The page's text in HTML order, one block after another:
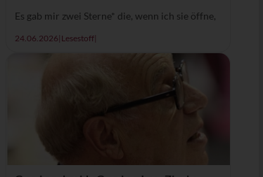
Es gab mir zwei Sterne* die, wenn ich sie öffne,
24.06.2026| Lesestoff|